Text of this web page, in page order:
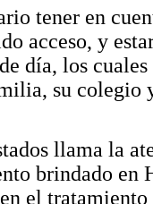
tener en
acceso, y
día, los
su colegio
llama la
brindado en
el